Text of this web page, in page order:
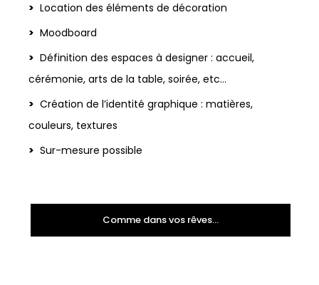
Location des éléments de décoration
Moodboard
Définition des espaces à designer : accueil,
cérémonie, arts de la table, soirée, etc…
Création de l’identité graphique : matières,
couleurs, textures
Sur-mesure possible
Comme dans vos rêves...